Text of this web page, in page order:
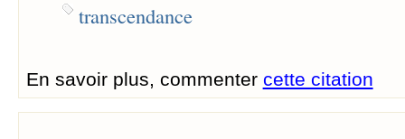
transcendance
En savoir plus, commenter cette citation